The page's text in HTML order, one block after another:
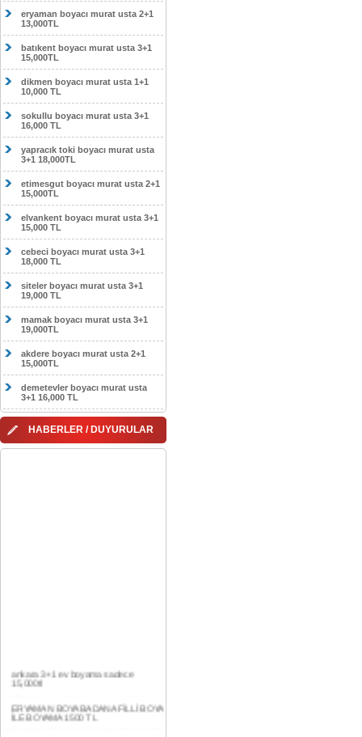
eryaman boyacı murat usta 2+1
13,000TL
batıkent boyacı murat usta 3+1
15,000TL
dikmen boyacı murat usta 1+1
10,000 TL
sokullu boyacı murat usta 3+1
16,000 TL
yapracık toki boyacı murat usta
3+1 18,000TL
etimesgut boyacı murat usta 2+1
15,000TL
elvankent boyacı murat usta 3+1
15,000 TL
cebeci boyacı murat usta 3+1
18,000 TL
siteler boyacı murat usta 3+1
19,000 TL
mamak boyacı murat usta 3+1
19,000TL
akdere boyacı murat usta 2+1
15,000TL
demetevler boyacı murat usta
3+1 16,000 TL
HABERLER / DUYURULAR
ERYAMAN BOYA BADANA FİLLİ BOYA
İLE BOYAMA 1500 TL
filli boya marshall boya dyo boya ile
komple daireleriniz herşey dahil 1500